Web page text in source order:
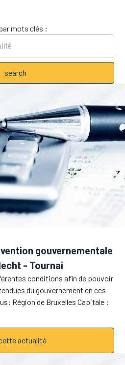
mots clés :
gouvernementale
- Tournai
conditions afin de pouvoir
du gouvernement en ces
Région de Bruxelles Capitale :
actualité